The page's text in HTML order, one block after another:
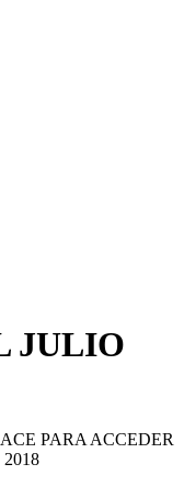
JULIO
PARA ACCEDER